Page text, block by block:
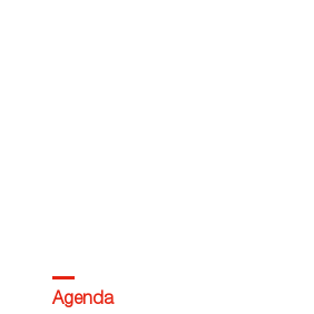
Agenda